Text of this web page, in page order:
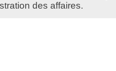
des affaires.